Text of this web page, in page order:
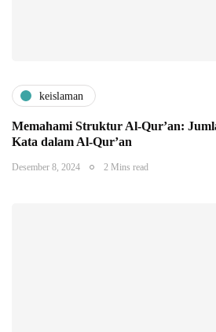
keislaman
Memahami Struktur Al-Qur’an:
Kata dalam Al-Qur’an
Desember 8, 2024 2 Mins read